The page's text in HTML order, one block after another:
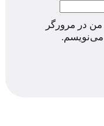
من در مرورگر
می‌نویسم.